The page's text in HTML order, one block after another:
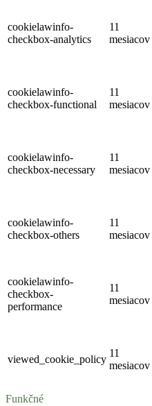
cookielawinfo-
checkbox-analytics
11
mesiacov
cookielawinfo-
checkbox-functional
11
mesiacov
cookielawinfo-
checkbox-necessary
11
mesiacov
cookielawinfo-
checkbox-others
11
mesiacov
cookielawinfo-
checkbox-
performance
11
mesiacov
viewed_cookie_policy
11
mesiacov
Funkčné